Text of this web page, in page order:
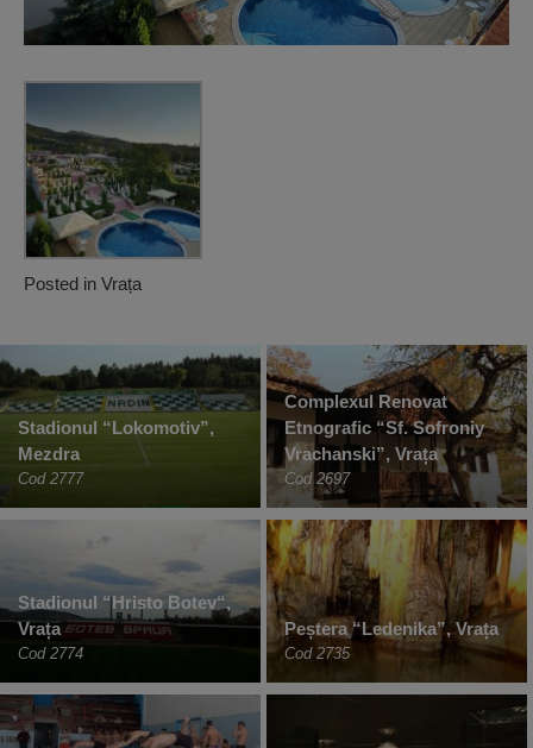
Posted in Vrața
Stadionul “Lokomotiv”,
Mezdra
Cod 2777
Complexul Renovat
Etnografic “Sf. Sofroniy
Vrachanski”, Vrața
Cod 2697
Stadionul “Hristo Botev“,
Vrața
Cod 2774
Peștera “Ledenika”, Vrața
Cod 2735